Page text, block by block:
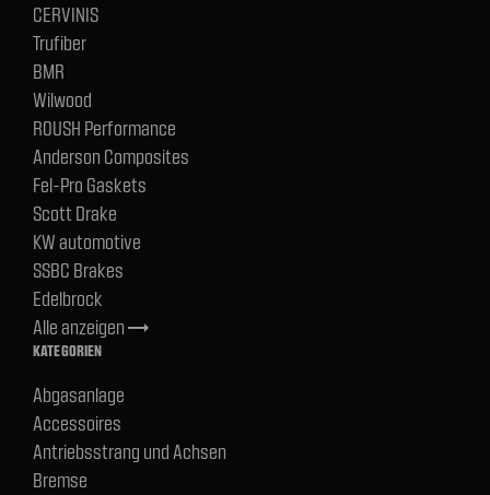
CERVINIS
Trufiber
BMR
Wilwood
ROUSH Performance
Anderson Composites
Fel-Pro Gaskets
Scott Drake
KW automotive
SSBC Brakes
Edelbrock
Alle anzeigentrending_flat
KATEGORIEN
Abgasanlage
Accessoires
Antriebsstrang und Achsen
Bremse